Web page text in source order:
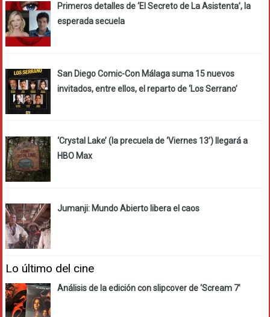
Primeros detalles de ‘El Secreto de La Asistenta’, la
esperada secuela
San Diego Comic-Con Málaga suma 15 nuevos
invitados, entre ellos, el reparto de ‘Los Serrano’
‘Crystal Lake’ (la precuela de ‘Viernes 13’) llegará a
HBO Max
Jumanji: Mundo Abierto libera el caos
Lo último del cine
Análisis de la edición con slipcover de ‘Scream 7’